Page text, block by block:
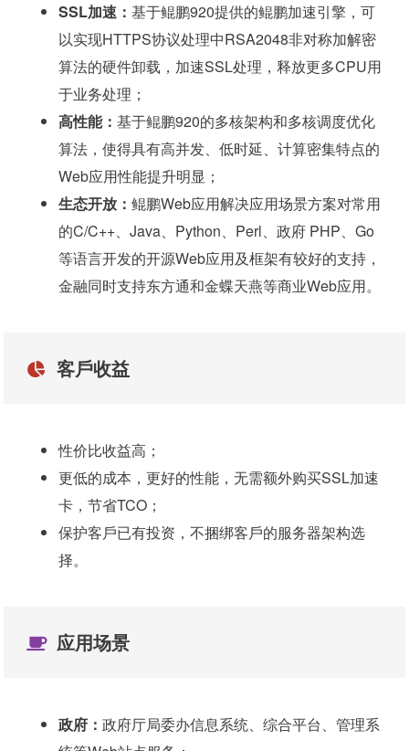
SSL加速：基于鲲鹏920提供的鲲鹏加速引擎，可
以实现HTTPS协议处理中RSA2048非对称加解密
算法的硬件卸载，加速SSL处理，释放更多CPU用
于业务处理；
高性能：基于鲲鹏920的多核架构和多核调度优化
算法，使得具有高并发、低时延、计算密集特点的
Web应用性能提升明显；
生态开放：鲲鹏Web应用解决应用场景方案对常用
的C/C++、Java、Python、Perl、政府 PHP、Go
等语言开发的开源Web应用及框架有较好的支持，
金融同时支持东方通和金蝶天燕等商业Web应用。
客戶收益
性价比收益高；
更低的成本，更好的性能，无需额外购买SSL加速
卡，节省TCO；
保护客戶已有投资，不捆绑客戶的服务器架构选
择。
应用场景
政府：政府厅局委办信息系统、综合平台、管理系